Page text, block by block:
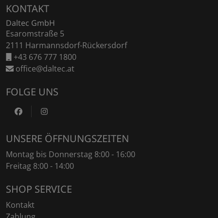
KONTAKT
Daltec GmbH
Esaromstraße 5
2111 Harmannsdorf-Rückersdorf
+43 676 777 1800
office@daltec.at
FOLGE UNS
https://www.facebook.com/DaltecAustria
UNSERE ÖFFNUNGSZEITEN
Montag bis Donnerstag 8:00 - 16:00
Freitag 8:00 - 14:00
SHOP SERVICE
Kontakt